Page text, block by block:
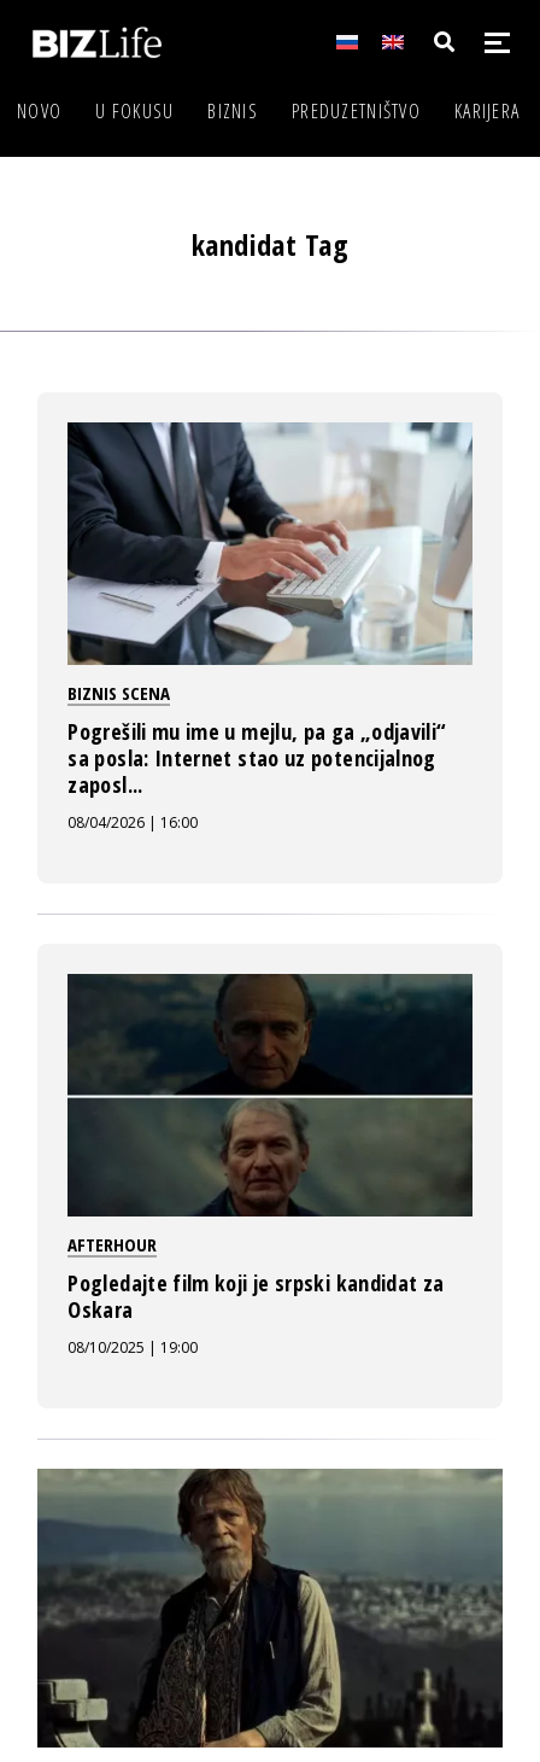
NOVO U FOKUSU BIZNIS PREDUZETNIŠTVO KARIJERA
kandidat Tag
BIZNIS SCENA
Pogrešili mu ime u mejlu, pa ga „odjavili“
sa posla: Internet stao uz potencijalnog
zaposl...
08/04/2026 | 16:00
AFTERHOUR
Pogledajte film koji je srpski kandidat za
Oskara
08/10/2025 | 19:00